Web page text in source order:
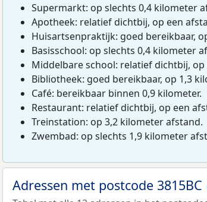
Supermarkt: op slechts 0,4 kilometer
Apotheek: relatief dichtbij, op een
Huisartsenpraktijk: goed bereikbaar,
Basisschool: op slechts 0,4 kilometer
Middelbare school: relatief dichtbij,
Bibliotheek: goed bereikbaar, op 1,3
Café: bereikbaar binnen 0,9 kilometer.
Restaurant: relatief dichtbij, op een
Treinstation: op 3,2 kilometer afstand.
Zwembad: op slechts 1,9 kilometer
Adressen met postcode 3815BC